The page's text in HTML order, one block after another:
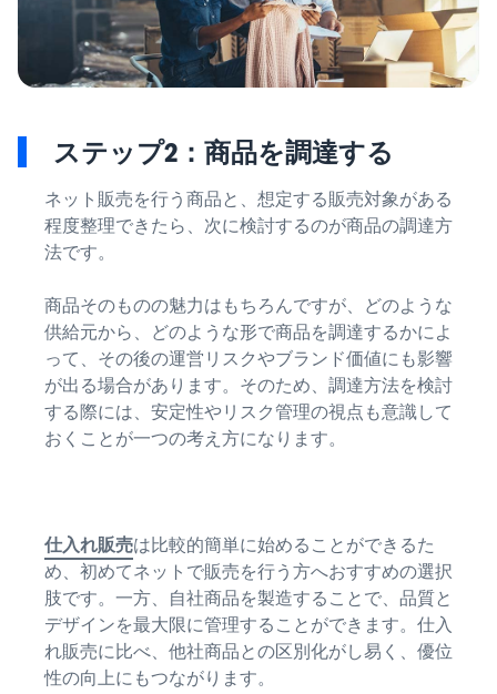
ステップ2：商品を調達する
ネット販売を行う商品と、想定する販売対象がある
程度整理できたら、次に検討するのが商品の調達方
法です。
商品そのものの魅力はもちろんですが、どのような
供給元から、どのような形で商品を調達するかによ
って、その後の運営リスクやブランド価値にも影響
が出る場合があります。そのため、調達方法を検討
する際には、安定性やリスク管理の視点も意識して
おくことが一つの考え方になります。
仕入れ販売は比較的簡単に始めることができるた
め、初めてネットで販売を行う方へおすすめの選択
肢です。一方、自社商品を製造することで、品質と
デザインを最大限に管理することができます。仕入
れ販売に比べ、他社商品との区別化がし易く、優位
性の向上にもつながります。